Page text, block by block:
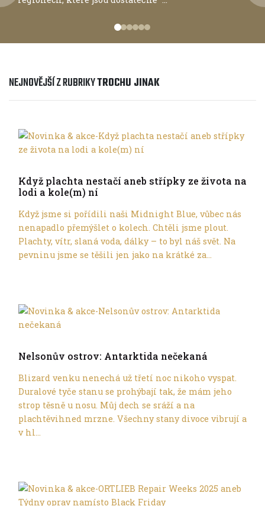
NEJNOVĚJŠÍ Z RUBRIKYTROCHU JINAK
Když plachta nestačí aneb střípky ze života na
lodi a kole(m) ní
Když jsme si pořídili naši Midnight Blue, vůbec nás
nenapadlo přemýšlet o kolech. Chtěli jsme plout.
Plachty, vítr, slaná voda, dálky – to byl náš svět. Na
pevninu jsme se těšili jen jako na krátké za...
Nelsonův ostrov: Antarktida nečekaná
Blizard venku nenechá už třetí noc nikoho vyspat.
Duralové tyče stanu se prohýbají tak, že mám jeho
strop těsně u nosu. Můj dech se sráží a na
plachtěvihned mrzne. Všechny stany divoce vibrují a
v hl...